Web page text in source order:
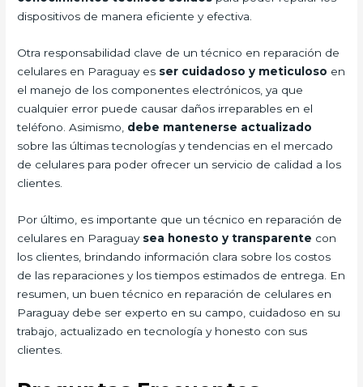
dispositivos de manera eficiente y efectiva.
Otra responsabilidad clave de un técnico en reparación de
celulares en Paraguay es ser cuidadoso y meticuloso en
el manejo de los componentes electrónicos, ya que
cualquier error puede causar daños irreparables en el
teléfono. Asimismo, debe mantenerse actualizado
sobre las últimas tecnologías y tendencias en el mercado
de celulares para poder ofrecer un servicio de calidad a los
clientes.
Por último, es importante que un técnico en reparación de
celulares en Paraguay sea honesto y transparente con
los clientes, brindando información clara sobre los costos
de las reparaciones y los tiempos estimados de entrega. En
resumen, un buen técnico en reparación de celulares en
Paraguay debe ser experto en su campo, cuidadoso en su
trabajo, actualizado en tecnología y honesto con sus
clientes.